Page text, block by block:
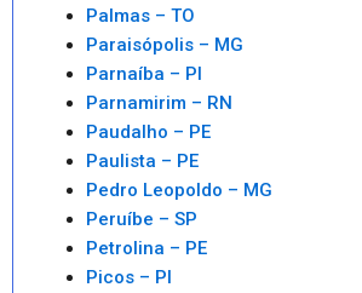
Palmas – TO
Paraisópolis – MG
Parnaíba – PI
Parnamirim – RN
Paudalho – PE
Paulista – PE
Pedro Leopoldo – MG
Peruíbe – SP
Petrolina – PE
Picos – PI